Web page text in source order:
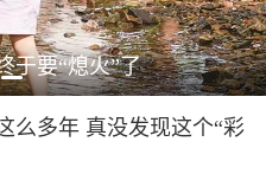
于要“熄火”了
么多年 真没发现这个“彩